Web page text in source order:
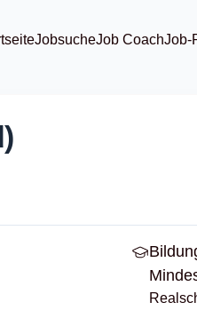
JobsucheJob CoachJob-